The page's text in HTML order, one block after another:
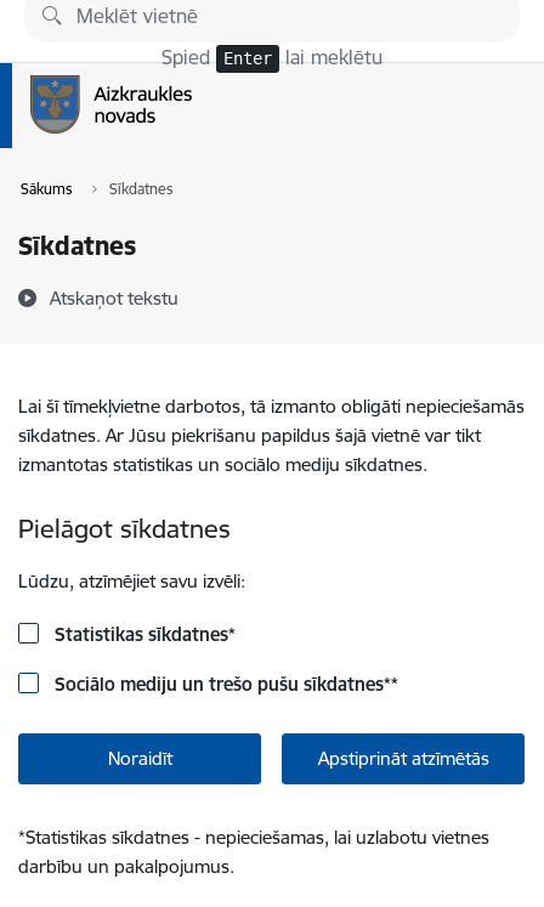
Pāriet uz lapas saturu
Spied Enter lai meklētu
Sākums Sīkdatnes
Sīkdatnes
Atskaņot tekstu
Lai šī tīmekļvietne darbotos, tā izmanto obligāti nepieciešamās
sīkdatnes. Ar Jūsu piekrišanu papildus šajā vietnē var tikt
izmantotas statistikas un sociālo mediju sīkdatnes.
Pielāgot sīkdatnes
Lūdzu, atzīmējiet savu izvēli:
Statistikas sīkdatnes*
Sociālo mediju un trešo pušu sīkdatnes**
Noraidīt Apstiprināt atzīmētās
*Statistikas sīkdatnes - nepieciešamas, lai uzlabotu vietnes
darbību un pakalpojumus.